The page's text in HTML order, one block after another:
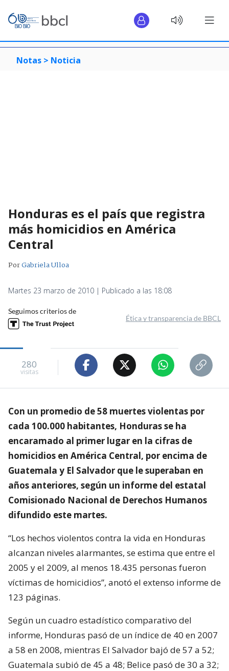
Notas > Noticia
Honduras es el país que registra
más homicidios en América
Central
PorGabriela Ulloa
Martes 23 marzo de 2010 | Publicado a las 18:08
Seguimos criterios de
Ética y transparencia de BBCL
280
visitas
Con un promedio de 58 muertes violentas por
cada 100.000 habitantes, Honduras se ha
encaramado al primer lugar en la cifras de
homicidios en América Central, por encima de
Guatemala y El Salvador que le superaban en
años anteriores, según un informe del estatal
Comisionado Nacional de Derechos Humanos
difundido este martes.
“Los hechos violentos contra la vida en Honduras
alcanzan niveles alarmantes, se estima que entre el
2005 y el 2009, al menos 18.435 personas fueron
víctimas de homicidios”, anotó el extenso informe de
123 páginas.
Según un cuadro estadístico comparativo del
informe, Honduras pasó de un índice de 40 en 2007
a 58 en 2008, mientras El Salvador bajó de 57 a 52;
Guatemala subió de 45 a 48; Belice pasó de 30 a 32;